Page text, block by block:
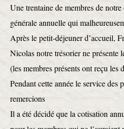
Une trentaine de membres de
générale annuelle qui
Après le petit-déjeuner d’accueil,
Nicolas notre trésorier ne présente
(les membres présents ont reçu les
Pendant cette année le service des
remercions
Il a été décidé que la cotisation